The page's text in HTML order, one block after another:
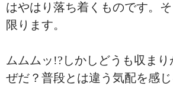
はやはり落ち着くものです。
限ります。
ムムムッ!?しかしどうも収ま
ぜだ？普段とは違う気配を感じ